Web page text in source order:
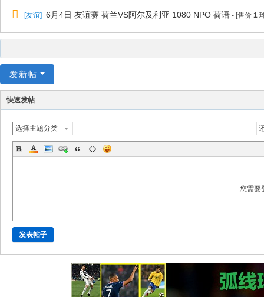
[友谊] 6月4日 友谊赛 荷兰VS阿尔及利亚 1080 NPO 荷语 - [售价 1
发新帖
快速发帖
选择主题分类
您需要
发表帖子